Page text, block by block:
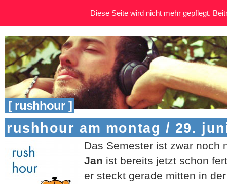
[ rushhour ]
rushhour am montag / 29.
Das Semester ist zwar noch
Jan ist bereits jetzt schon
er steckt gerade mitten in
Diese Seite wird nicht mehr gepflegt.